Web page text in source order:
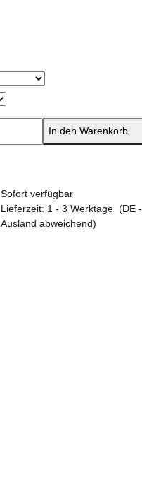
In den Warenkorb
Sofort verfügbar
Lieferzeit: 1 - 3 Werktage (DE -
Ausland abweichend)